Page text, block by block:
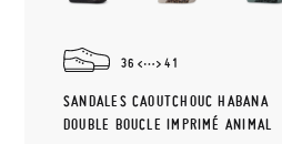
36 41
SANDALES CAOUTCHOUC HABANA
DOUBLE BOUCLE IMPRIMÉ ANIMAL